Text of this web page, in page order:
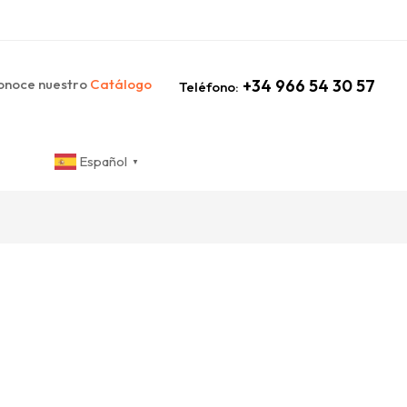
nuestro Catálogo Teléfono: +34 966 54 30 57
Español ▼